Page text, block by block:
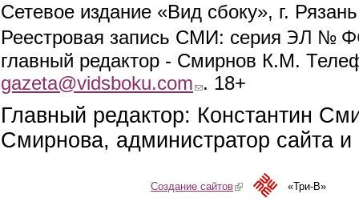
Сетевое издание «Вид сбоку», г.
Реестровая запись СМИ: серия ЭЛ №
главный редактор - Смирнов К.М.
gazeta@vidsboku.com (link sends e-mail)
. 18+
Главный редактор: Константин
Смирнова, администратор сайта
Создание сайтов(link is external)«Три-В»